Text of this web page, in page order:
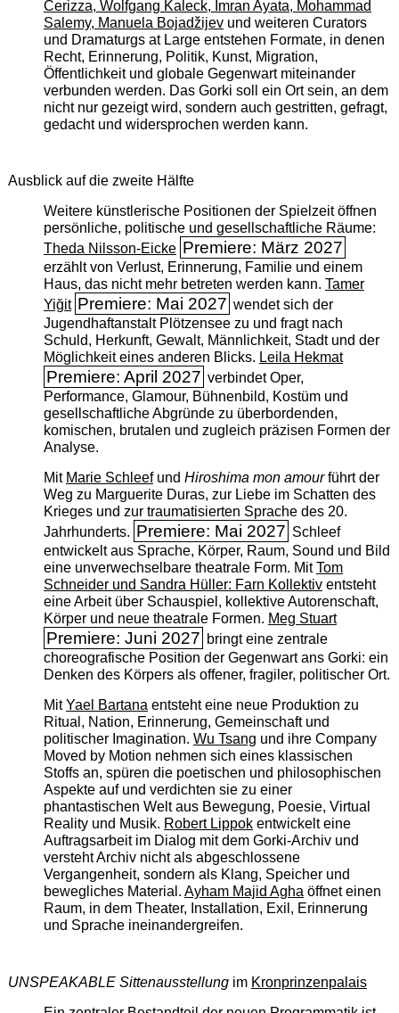
Cerizza, Wolfgang Kaleck, Imran Ayata, Mohammad
Salemy, Manuela Bojadžijevund weiteren Curators
und Dramaturgs at Large entstehen Formate, in denen
Recht, Erinnerung, Politik, Kunst, Migration,
Öffentlichkeit und globale Gegenwart miteinander
verbunden werden. Das Gorki soll ein Ort sein, an dem
nicht nur gezeigt wird, sondern auch gestritten, gefragt,
gedacht und widersprochen werden kann.
Ausblick auf die zweite Hälfte
Weitere künstlerische Positionen der Spielzeit öffnen
persönliche, politische und gesellschaftliche Räume:
Theda Nilsson-Eicke Premiere: März 2027
erzählt von Verlust, Erinnerung, Familie und einem
Haus, das nicht mehr betreten werden kann. Tamer
Yiğit Premiere: Mai 2027 wendet sich der
Jugendhaftanstalt Plötzensee zu und fragt nach
Schuld, Herkunft, Gewalt, Männlichkeit, Stadt und der
Möglichkeit eines anderen Blicks. Leila Hekmat
Premiere: April 2027 verbindet Oper,
Performance, Glamour, Bühnenbild, Kostüm und
gesellschaftliche Abgründe zu überbordenden,
komischen, brutalen und zugleich präzisen Formen der
Analyse.
Mit Marie Schleefund Hiroshima mon amourführt der
Weg zu Marguerite Duras, zur Liebe im Schatten des
Krieges und zur traumatisierten Sprache des 20.
Jahrhunderts. Premiere: Mai 2027 Schleef
entwickelt aus Sprache, Körper, Raum, Sound und Bild
eine unverwechselbare theatrale Form. MitTom
Schneider und Sandra Hüller: Farn Kollektiventsteht
eine Arbeit über Schauspiel, kollektive Autorenschaft,
Körper und neue theatrale Formen. Meg Stuart
Premiere: Juni 2027 bringt eine zentrale
choreografische Position der Gegenwart ans Gorki: ein
Denken des Körpers als offener, fragiler, politischer Ort.
MitYael Bartanaentsteht eine neue Produktion zu
Ritual, Nation, Erinnerung, Gemeinschaft und
politischer Imagination. Wu Tsang und ihre Company
Moved by Motion nehmen sich eines klassischen
Stoffs an, spüren die poetischen und philosophischen
Aspekte auf und verdichten sie zu einer
phantastischen Welt aus Bewegung, Poesie, Virtual
Reality und Musik. Robert Lippokentwickelt eine
Auftragsarbeit im Dialog mit dem Gorki-Archiv und
versteht Archiv nicht als abgeschlossene
Vergangenheit, sondern als Klang, Speicher und
bewegliches Material. Ayham Majid Aghaöffnet einen
Raum, in dem Theater, Installation, Exil, Erinnerung
und Sprache ineinandergreifen.
UNSPEAKABLE Sittenausstellungim Kronprinzenpalais